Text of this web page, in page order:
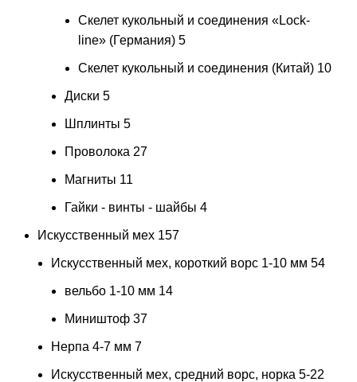
Скелет кукольный и соединения «Lock-
line» (Германия) 5
Скелет кукольный и соединения (Китай) 10
Диски 5
Шплинты 5
Проволока 27
Магниты 11
Гайки - винты - шайбы 4
Искусственный мех 157
Искусственный мех, короткий ворс 1-10 мм 54
вельбо 1-10 мм 14
Миништоф 37
Нерпа 4-7 мм 7
Искусственный мех, средний ворс, норка 5-22